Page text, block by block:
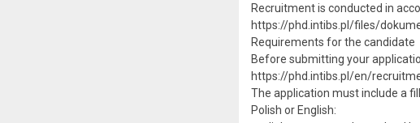
Recruitment is conducted in
https://phd.intibs.pl/files/
Requirements for the candidate
Before submitting your
https://phd.intibs.pl/en/
The application must include a
Polish or English: